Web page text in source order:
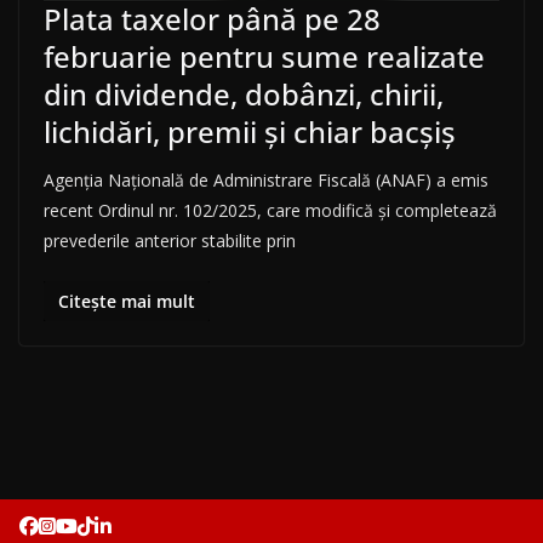
Plata taxelor până pe 28
februarie pentru sume realizate
din dividende, dobânzi, chirii,
lichidări, premii și chiar bacșiș
Agenția Națională de Administrare Fiscală (ANAF) a emis
recent Ordinul nr. 102/2025, care modifică și completează
prevederile anterior stabilite prin
Citește mai mult